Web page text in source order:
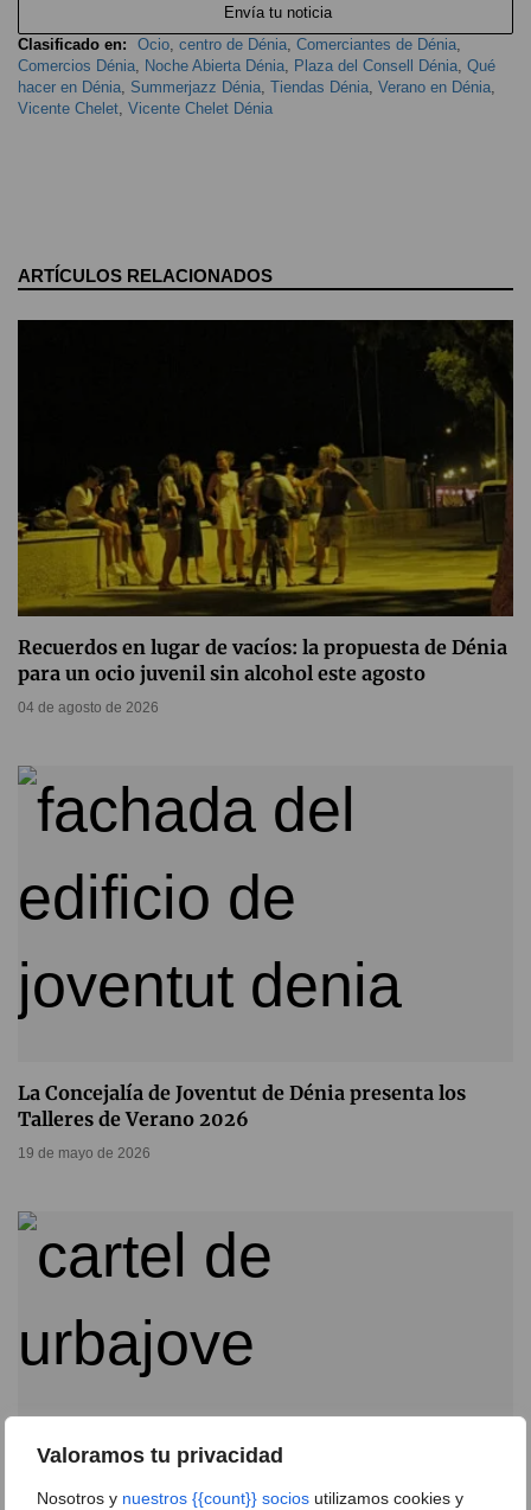
Valoramos tu privacidad
Nosotros y nuestros {{count}} socios utilizamos cookies y
Envía tu noticia
Clasificado en:
Ocio, centro de Dénia, Comerciantes de Dénia,
Comercios Dénia, Noche Abierta Dénia, Plaza del Consell Dénia, Qué
hacer en Dénia, Summerjazz Dénia, Tiendas Dénia, Verano en Dénia,
Vicente Chelet, Vicente Chelet Dénia
ARTÍCULOS RELACIONADOS
Recuerdos en lugar de vacíos: la propuesta de Dénia
para un ocio juvenil sin alcohol este agosto
04 de agosto de 2026
La Concejalía de Joventut de Dénia presenta los
Talleres de Verano 2026
19 de mayo de 2026